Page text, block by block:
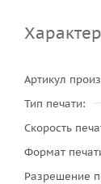
Артикул
Тип печати
Скорость
Формат
Разрешение